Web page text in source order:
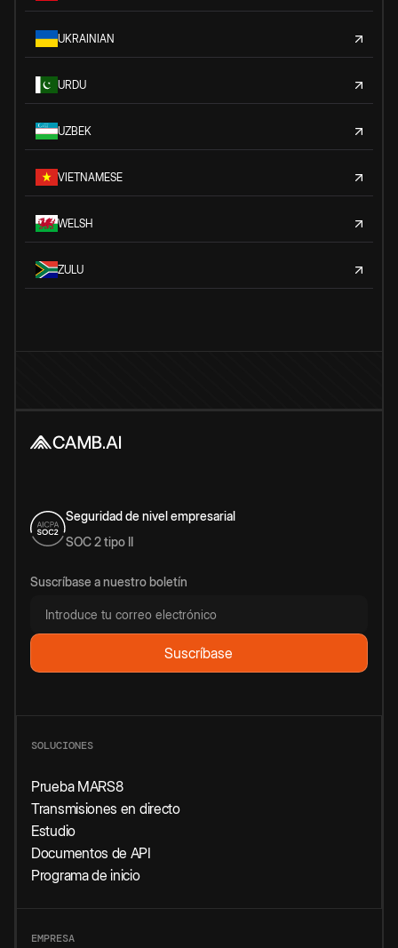
UKRAINIAN
URDU
UZBEK
VIETNAMESE
WELSH
ZULU
Seguridad de nivel empresarial
SOC 2 tipo II
Suscríbase a nuestro boletín
SOLUCIONES
Prueba MARS8
Transmisiones en directo
Estudio
Documentos de API
Programa de inicio
EMPRESA